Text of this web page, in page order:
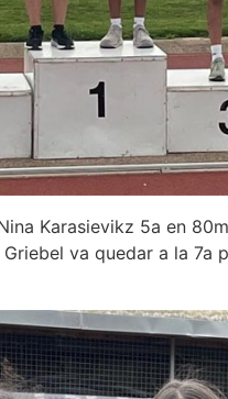
Karasievikz 5a en
va quedar a la 7a